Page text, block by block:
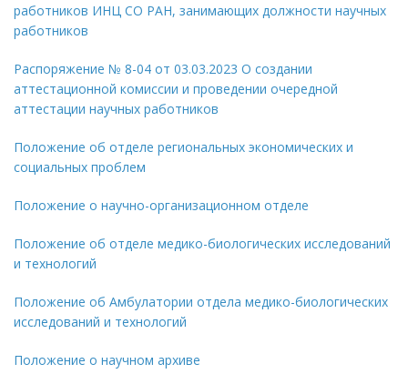
работников ИНЦ СО РАН, занимающих должности научных
работников
Распоряжение № 8-04 от 03.03.2023 О создании
аттестационной комиссии и проведении очередной
аттестации научных работников
Положение об отделе региональных экономических и
социальных проблем
Положение о научно-организационном отделе
Положение об отделе медико-биологических исследований
и технологий
Положение об Амбулатории отдела медико-биологических
исследований и технологий
Положение о научном архиве